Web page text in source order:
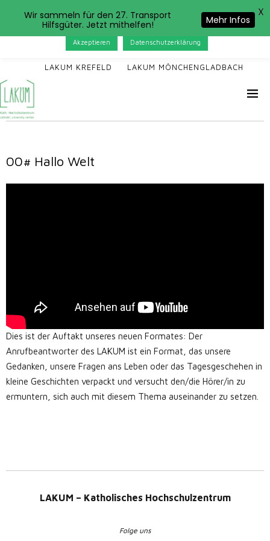
LAKUM KREFELD LAKUM MÖNCHENGLADBACH
00# Hallo Welt
Dies ist der Auftakt unseres neuen Formates: Der
Anrufbeantworter des LAKUM ist ein Format, das unsere
Gedanken, unsere Fragen ans Leben oder das Tagesgeschehen in
kleine Geschichten verpackt und versucht den/die Hörer/in zu
ermuntern, sich auch mit diesem Thema auseinander zu setzen.
LAKUM – Katholisches Hochschulzentrum
Folge uns
Das LAKUM verwendet Cookies. Wenn Sie auf der Seite
weitersurfen, stimmen Sie der Cookie-Nutzung zu.
Akzeptieren Datenschutzerklärung
Wir sammeln für den 27. Transport
Hilfsgüter. Jetzt mithelfen!
Mehr Infos
X